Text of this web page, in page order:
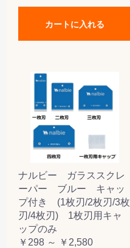
カートに入れる
ナルビー ガラススクレ
ーパー ブルー キャッ
プ付き (1枚刃/2枚刃/3枚
刃/4枚刃) 1枚刃用キャ
ップのみ
￥298 ～ ￥2,580